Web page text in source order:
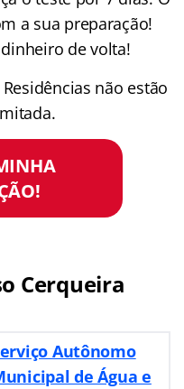
a sua preparação!
de volta!
não estão
Cerqueira
Autônomo
de Água e